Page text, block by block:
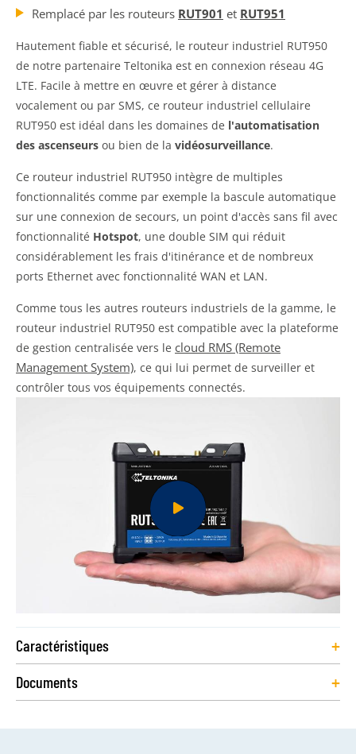
Remplacé par les routeurs RUT901 et RUT951
Hautement fiable et sécurisé, le routeur industriel RUT950
de notre partenaire Teltonika est en connexion réseau 4G
LTE. Facile à mettre en œuvre et gérer à distance
vocalement ou par SMS, ce routeur industriel cellulaire
RUT950 est idéal dans les domaines de l'automatisation
des ascenseurs ou bien de la vidéosurveillance.
Ce routeur industriel RUT950 intègre de multiples
fonctionnalités comme par exemple la bascule automatique
sur une connexion de secours, un point d'accès sans fil avec
fonctionnalité Hotspot, une double SIM qui réduit
considérablement les frais d'itinérance et de nombreux
ports Ethernet avec fonctionnalité WAN et LAN.
Comme tous les autres routeurs industriels de la gamme, le
routeur industriel RUT950 est compatible avec la plateforme
de gestion centralisée vers le cloud RMS (Remote
Management System), ce qui lui permet de surveiller et
contrôler tous vos équipements connectés.
Caractéristiques +
Documents +